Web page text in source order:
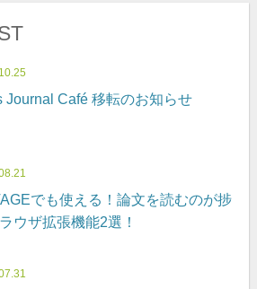
Journal Café 移転のお知らせ
でも使える！論文を読むのが捗
ウザ拡張機能2選！